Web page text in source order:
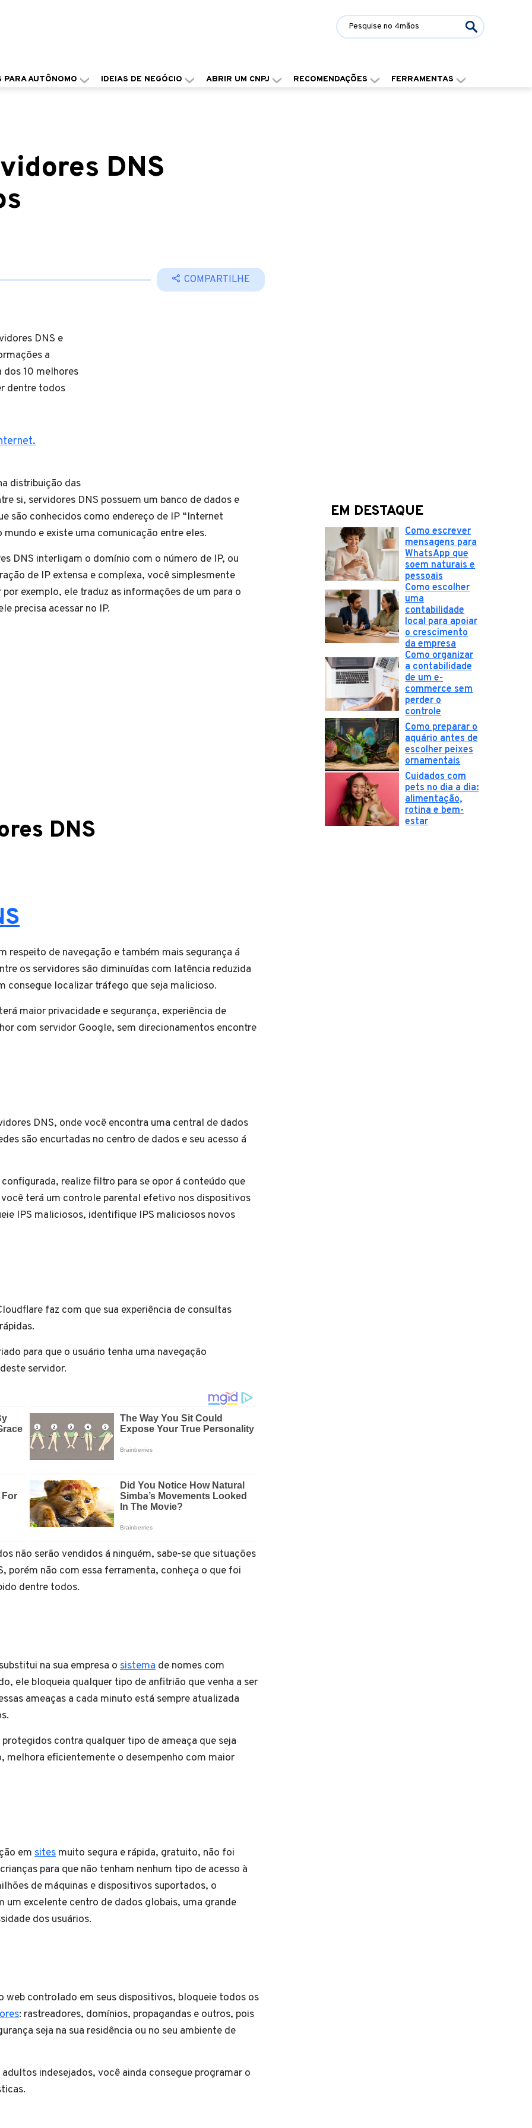
PARA AUTÔNOMO IDEIAS DE NEGÓCIO ABRIR UM CNPJ RECOMENDAÇÕES FERRAMENTAS
DNS
COMPARTILHE
DNS e
a
10 melhores
dentre todos
distribuição das
si, servidores DNS possuem um banco de dados e
são conhecidos como endereço de IP “Internet
e existe uma comunicação entre eles.
DNS interligam o domínio com o número de IP, ou
de IP extensa e complexa, você simplesmente
exemplo, ele traduz as informações de um para o
precisa acessar no IP.
DNS
respeito de navegação e também mais segurança á
os servidores são diminuídas com latência reduzida
consegue localizar tráfego que seja malicioso.
maior privacidade e segurança, experiência de
com servidor Google, sem direcionamentos encontre
DNS, onde você encontra uma central de dados
são encurtadas no centro de dados e seu acesso á
realize filtro para se opor á conteúdo que
terá um controle parental efetivo nos dispositivos
IPS maliciosos, identifique IPS maliciosos novos
faz com que sua experiência de consultas
para que o usuário tenha uma navegação
servidor.
não serão vendidos á ninguém, sabe-se que situações
porém não com essa ferramenta, conheça o que foi
dentre todos.
na sua empresa o sistema de nomes com
ele bloqueia qualquer tipo de anfitrião que venha a ser
ameaças a cada minuto está sempre atualizada
contra qualquer tipo de ameaça que seja
eficientemente o desempenho com maior
em sites muito segura e rápida, gratuito, não foi
para que não tenham nenhum tipo de acesso à
de máquinas e dispositivos suportados, o
um excelente centro de dados globais, uma grande
dos usuários.
controlado em seus dispositivos, bloqueie todos os
: rastreadores, domínios, propagandas e outros, pois
seja na sua residência ou no seu ambiente de
indesejados, você ainda consegue programar o
EM DESTAQUE
Como escrever
mensagens para
WhatsApp que
soem naturais e
pessoais
Como escolher
uma
contabilidade
local para apoiar
o crescimento
da empresa
Como organizar
a contabilidade
de um e-
commerce sem
perder o
controle
Como preparar o
aquário antes de
escolher peixes
ornamentais
Cuidados com
pets no dia a dia:
alimentação,
rotina e bem-
estar